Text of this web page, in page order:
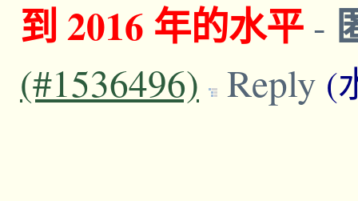
到 2016 年的水平 -
(#1536496) Reply (